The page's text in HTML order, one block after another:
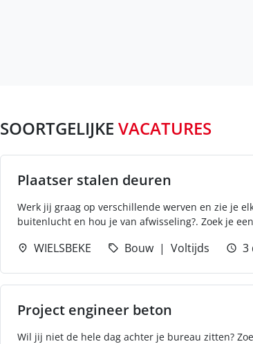
SOORTGELIJKE VACATURES
Plaatser stalen deuren
Werk jij graag op verschillende werven en zie je
buitenlucht en hou je van afwisseling?. Zoek je
WIELSBEKE Bouw Voltijds 3
Project engineer beton
Wil jij niet de hele dag achter je bureau zitten?